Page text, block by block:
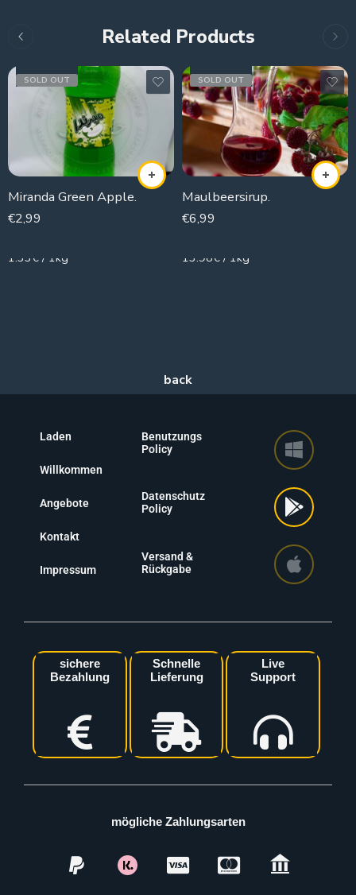
Related Products
SOLD OUT
Miranda Green Apple.
€2,99
1.33€ / 1kg
SOLD OUT
Maulbeersirup.
€6,99
13.98€ / 1kg
Laden
Willkommen
Angebote
Kontakt
Impressum
Benutzungs
Policy
Datenschutz
Policy
Versand &
Rückgabe
sichere
Bezahlung
Schnelle
Lieferung
Live
Support
mögliche Zahlungsarten